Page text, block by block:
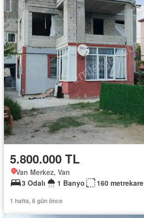
5.800.000 TL
Van Merkez, Van
3 Odalı
1 Banyo 160 metrekare
1 hafta, 6 gün önce